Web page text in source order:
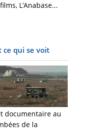
L’Anabase...
ce qui se voit
documentaire au
de la